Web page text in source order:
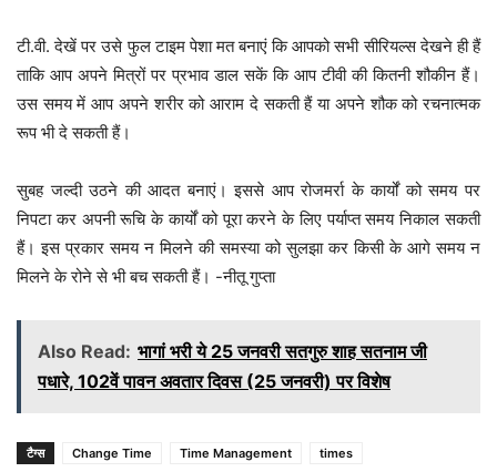
टी.वी. देखें पर उसे फुल टाइम पेशा मत बनाएं कि आपको सभी सीरियल्स देखने ही हैं
ताकि आप अपने मित्रों पर प्रभाव डाल सकें कि आप टीवी की कितनी शौकीन हैं।
उस समय में आप अपने शरीर को आराम दे सकती हैं या अपने शौक को रचनात्मक
रूप भी दे सकती हैं।
सुबह जल्दी उठने की आदत बनाएं। इससे आप रोजमर्रा के कार्यों को समय पर
निपटा कर अपनी रूचि के कार्यों को पूरा करने के लिए पर्याप्त समय निकाल सकती
हैं। इस प्रकार समय न मिलने की समस्या को सुलझा कर किसी के आगे समय न
मिलने के रोने से भी बच सकती हैं। -नीतू गुप्ता
Also Read: भागां भरी ये 25 जनवरी सतगुरु शाह सतनाम जी
पधारे, 102वें पावन अवतार दिवस (25 जनवरी) पर विशेष
टैग्स Change Time Time Management times